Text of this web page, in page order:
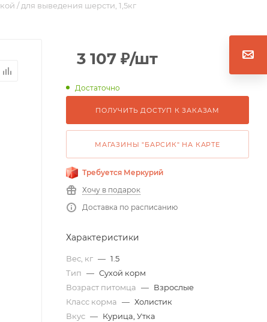
/ для выведения шерсти, 1,5кг
3 107 ₽/шт
Достаточно
ПОЛУЧИТЬ ДОСТУП К ЗАКАЗАМ
МАГАЗИНЫ "БАРСИК" НА КАРТЕ
Требуется Меркурий
Хочу в подарок
Доставка по расписанию
Характеристики
Вес, кг — 1.5
Тип — Сухой корм
Возраст питомца — Взрослые
Класс корма — Холистик
Вкус — Курица, Утка